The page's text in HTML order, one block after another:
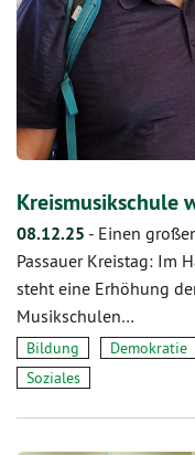
Kreismusikschule
08.12.25 - Einen
Passauer Kreistag: Im
steht eine Erhöhung
Musikschulen…
Bildung Demokratie
Soziales